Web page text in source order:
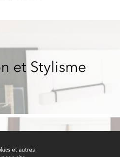
et Stylisme
et autres